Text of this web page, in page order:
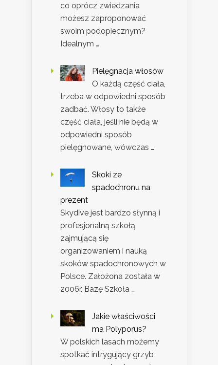
co oprócz zwiedzania
możesz zaproponować
swoim podopiecznym?
Idealnym …
Pielęgnacja włosów
O każdą część ciała,
trzeba w odpowiedni sposób
zadbać. Włosy to także
część ciała, jeśli nie będą w
odpowiedni sposób
pielęgnowane, wówczas …
Skoki ze
spadochronu na
prezent
Skydive jest bardzo słynną i
profesjonalną szkołą
zajmującą się
organizowaniem i nauką
skoków spadochronowych w
Polsce. Założona została w
2006r. Bazę Szkoła …
Jakie właściwości
ma Polyporus?
W polskich lasach możemy
spotkać intrygujący grzyb